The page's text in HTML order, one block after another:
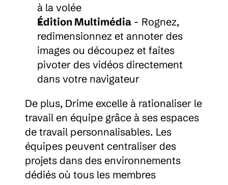
à la volée
Édition Multimédia - Rognez,
redimensionnez et annoter des
images ou découpez et faites
pivoter des vidéos directement
dans votre navigateur
De plus, Drime excelle à rationaliser le
travail en équipe grâce à ses espaces
de travail personnalisables. Les
équipes peuvent centraliser des
projets dans des environnements
dédiés où tous les membres